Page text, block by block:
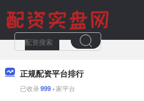
正规配资平台排行
已收录999+家平台